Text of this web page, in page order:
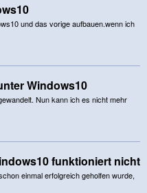
und das vorige aufbauen.wenn ich
Windows10
Nun kann ich es nicht mehr
funktioniert nicht
einmal erfolgreich geholfen wurde,